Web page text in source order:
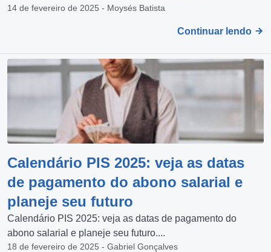
14 de fevereiro de 2025 - Moysés Batista
Continuar lendo
Calendário PIS 2025: veja as datas
de pagamento do abono salarial e
planeje seu futuro
Calendário PIS 2025: veja as datas de pagamento do
abono salarial e planeje seu futuro....
18 de fevereiro de 2025 - Gabriel Gonçalves